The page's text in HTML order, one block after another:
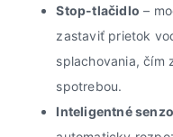
Stop-tlačidlo –
zastaviť prietok
splachovania, čím
spotrebou.
Inteligentné